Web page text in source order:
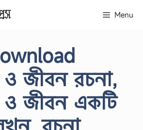
Menu
ও জীবন রচনা,
ও জীবন একটি